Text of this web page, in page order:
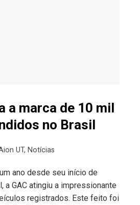
a marca de 10 mil
no Brasil
UT, Notícias
ano desde seu início de
a GAC atingiu a impressionante
registrados. Este feito foi